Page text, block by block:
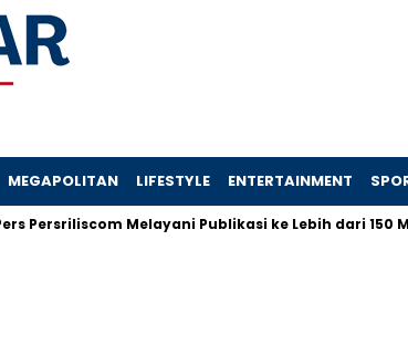
MEGAPOLITAN LIFESTYLE ENTERTAINMENT
Melayani Publikasi ke Lebih dari 150 Media